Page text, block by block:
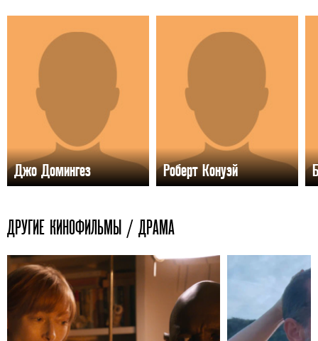
Джо Домингез Роберт Конуэй
ДРУГИЕ КИНОФИЛЬМЫ / ДРАМА